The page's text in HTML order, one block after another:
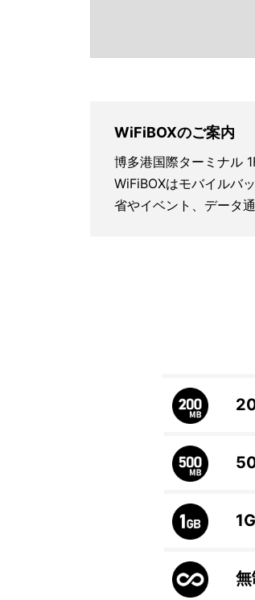
WiFiBOXのご案内
博多港国際ターミナル
WiFiBOXはモバイルバ
省やイベント、データ
無